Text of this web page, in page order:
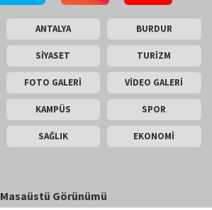
ANTALYA BURDUR
SİYASET TURİZM
FOTO GALERİ VİDEO GALERİ
KAMPÜS SPOR
SAĞLIK EKONOMİ
Masaüstü Görünümü